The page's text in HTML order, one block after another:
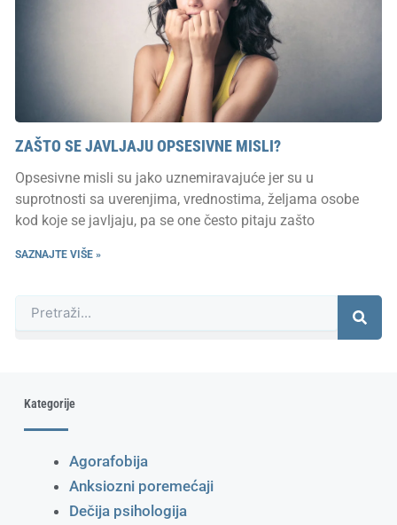
ZAŠTO SE JAVLJAJU OPSESIVNE MISLI?
Opsesivne misli su jako uznemiravajuće jer su u
suprotnosti sa uverenjima, vrednostima, željama osobe
kod koje se javljaju, pa se one često pitaju zašto
SAZNAJTE VIŠE »
Kategorije
Agorafobija
Anksiozni poremećaji
Dečija psihologija